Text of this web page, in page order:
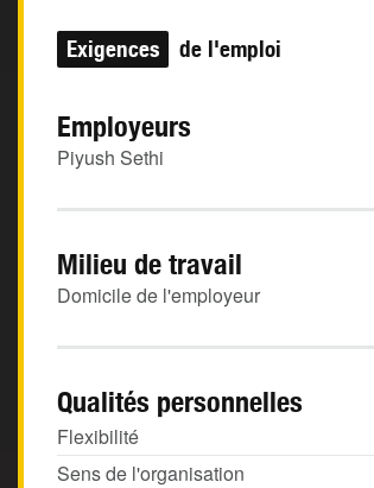
Exigences de l'emploi
Employeurs
Piyush Sethi
Milieu de travail
Domicile de l'employeur
Qualités personnelles
Flexibilité
Sens de l'organisation